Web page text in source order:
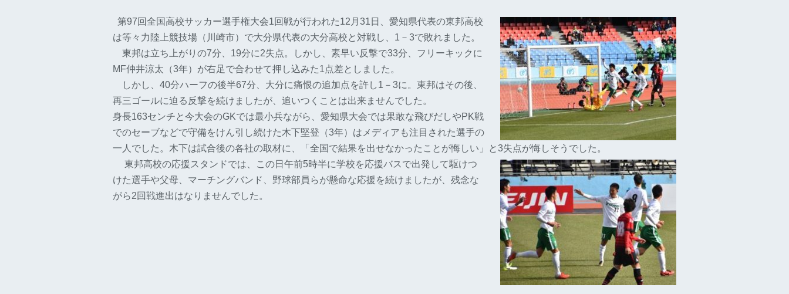
第97回全国高校サッカー選手権大会1回戦が行われた12月31日、愛知県代表の東邦高校
は等々力陸上競技場（川崎市）で大分県代表の大分高校と対戦し、1－3で敗れました。
東邦は立ち上がりの7分、19分に2失点。しかし、素早い反撃で33分、フリーキックに
MF仲井涼太（3年）が右足で合わせて押し込みた1点差としました。
しかし、40分ハーフの後半67分、大分に痛恨の追加点を許し1－3に。東邦はその後、
再三ゴールに迫る反撃を続けましたが、追いつくことは出来ませんでした。
身長163センチと今大会のGKでは最小兵ながら、愛知県大会では果敢な飛びだしやPK戦
でのセーブなどで守備をけん引し続けた木下堅登（3年）はメディアも注目された選手の
一人でした。木下は試合後の各社の取材に、「全国で結果を出せなかったことが悔しい」と3失点が悔しそうでした。
東邦高校の応援スタンドでは、この日午前5時半に学校を応援バスで出発して駆けつ
けた選手や父母、マーチングバンド、野球部員らが懸命な応援を続けましたが、残念な
がら2回戦進出はなりませんでした。